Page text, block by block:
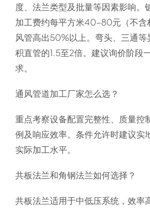
度、法兰类型及批量等因素影响。
加工费约每平方米40-80元（不含
风管高出50%以上。弯头、三通等
积直管的1.5至2倍。建议询价阶段
求。
通风管道加工厂家怎么选？
重点考察设备配置完整性、质量控
例及响应效率。条件允许时建议实
实际加工水平。
共板法兰和角钢法兰如何选择？
共板法兰适用于中低压系统，效率